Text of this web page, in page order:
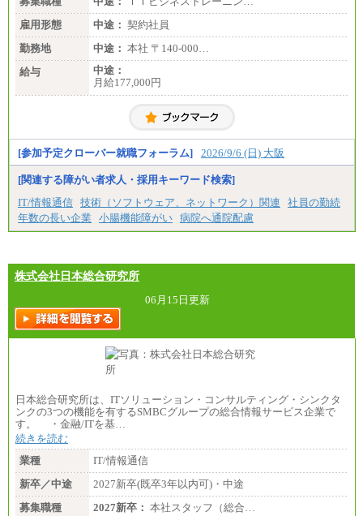
雇用形態
中途： 契約社員
勤務地
中途： 本社 〒140-000…
給与
中途：
月給177,000円
[参加予定クローバー就職フォーラム] 2026/9/6 (日) 大阪
[関連する障がい者求人・採用キーワード検索]
IT/情報通信 技術（ソフトウェア、ネットワーク）関連
社員の勤続
年数の長い企業
小腸機能障がい 病院へ通院配慮
株式会社日本総合研究所
06月15日更新
日本総合研究所は、ITソリューション・コンサルティング・シンクタ
ンクの3つの機能を有するSMBCグループの総合情報サービス企業で
す。 ・金融/ITを基…
続きを読む
業種
IT/情報通信
新卒／中途
2027新卒(既卒3年以内可)・中途
募集職種
2027新卒： 本社スタッフ（総合…